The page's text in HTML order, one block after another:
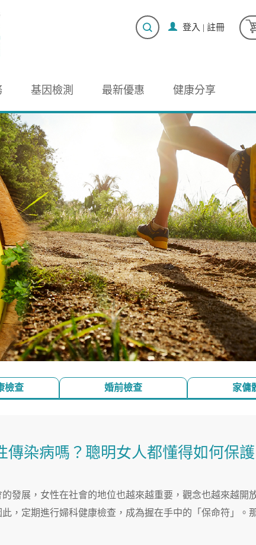
登入 | 註冊
基因檢測 最新優惠 健康分享
檢查 婚前檢查 家傭
傳染病嗎？聰明女人都懂得如何保
發展，女性在社會的地位也越來越重要，觀念也越來越開
，定期進行婦科健康檢查，成為握在手中的「保命符」。